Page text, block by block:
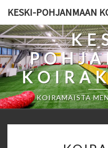
content
KESKI-POHJANMAAN
KOIRAMAISTA